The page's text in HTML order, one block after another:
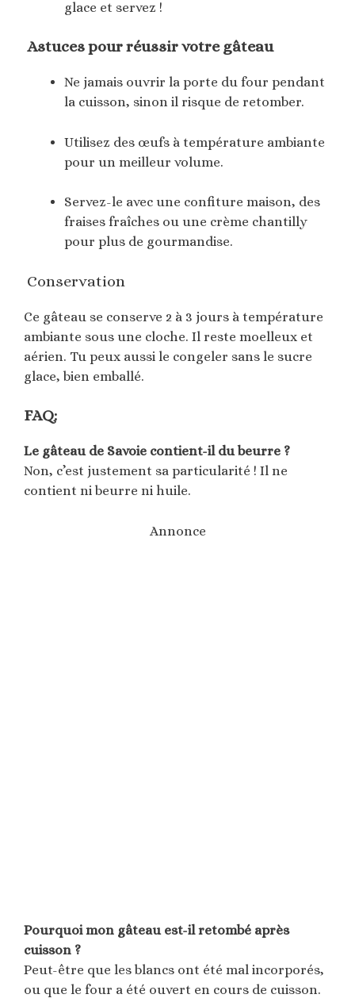
glace et servez !
Astuces pour réussir votre gâteau
Ne jamais ouvrir la porte du four pendant
la cuisson, sinon il risque de retomber.
Utilisez des œufs à température ambiante
pour un meilleur volume.
Servez-le avec une confiture maison, des
fraises fraîches ou une crème chantilly
pour plus de gourmandise.
Conservation
Ce gâteau se conserve 2 à 3 jours à température
ambiante sous une cloche. Il reste moelleux et
aérien. Tu peux aussi le congeler sans le sucre
glace, bien emballé.
FAQ:
Le gâteau de Savoie contient-il du beurre ?
Non, c’est justement sa particularité ! Il ne
contient ni beurre ni huile.
Annonce
Pourquoi mon gâteau est-il retombé après
cuisson ?
Peut-être que les blancs ont été mal incorporés,
ou que le four a été ouvert en cours de cuisson.